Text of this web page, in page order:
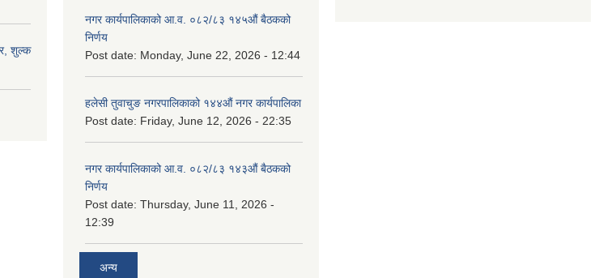
शुल्क
नगर कार्यपालिकाको आ.व. ०८२/८३ १४५औं बैठकको
निर्णय
Post date: Monday, June 22, 2026 - 12:44
हलेसी तुवाचुङ नगरपालिकाको १४४औं नगर कार्यपालिका
Post date: Friday, June 12, 2026 - 22:35
नगर कार्यपालिकाको आ.व. ०८२/८३ १४३औं बैठकको
निर्णय
Post date: Thursday, June 11, 2026 -
12:39
अन्य